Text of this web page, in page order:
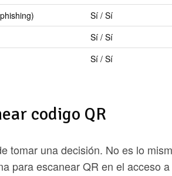
Sí / Sí
Sí / Sí
Sí / Sí
codigo QR
tomar una decisión. No es lo
para escanear QR en el acceso